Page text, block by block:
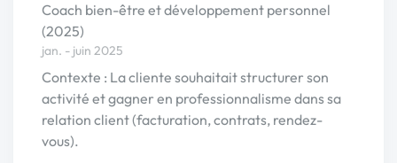
Coach bien-être et développement personnel
(2025)
jan. - juin 2025
Contexte : La cliente souhaitait structurer son
activité et gagner en professionnalisme dans sa
relation client (facturation, contrats, rendez-
vous).